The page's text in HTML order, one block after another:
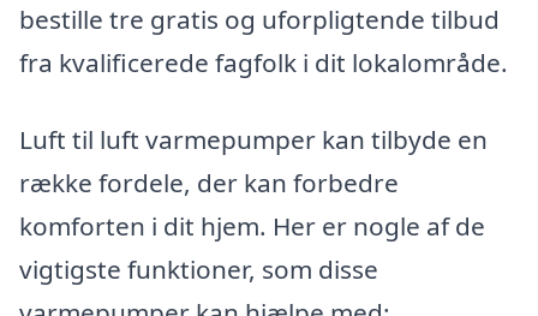
bestille tre gratis og uforpligtende tilbud
fra kvalificerede fagfolk i dit lokalområde.
Luft til luft varmepumper kan tilbyde en
række fordele, der kan forbedre
komforten i dit hjem. Her er nogle af de
vigtigste funktioner, som disse